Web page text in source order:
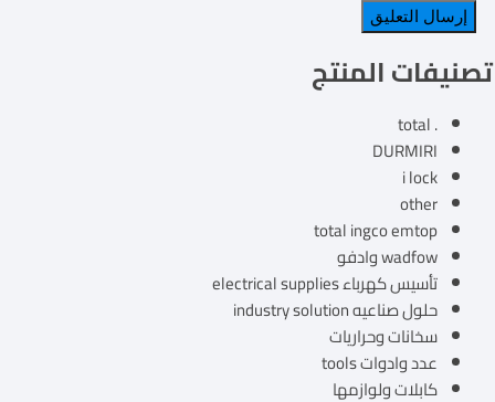
تصنيفات المنتج
. total
DURMIRI
i lock
other
total ingco emtop
wadfow وادفو
تأسيس كهرباء electrical supplies
حلول صناعيه industry solution
سخانات وحراريات
عدد وادوات tools
كابلات ولوازمها